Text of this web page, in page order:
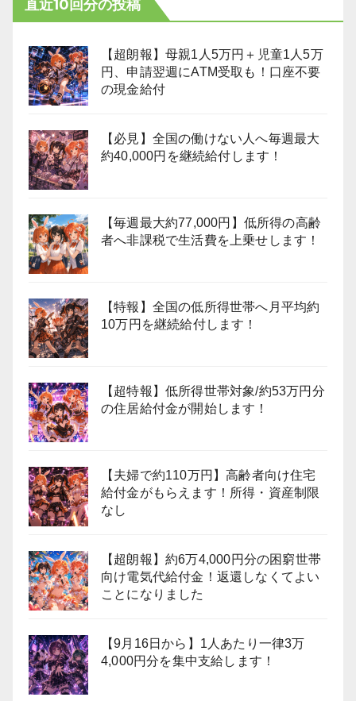
直近10回分の投稿
【超朗報】母親1人5万円＋児童1人5万
円、申請翌週にATM受取も！口座不要
の現金給付
【必見】全国の働けない人へ毎週最大
約40,000円を継続給付します！
【毎週最大約77,000円】低所得の高齢
者へ非課税で生活費を上乗せします！
【特報】全国の低所得世帯へ月平均約
10万円を継続給付します！
【超特報】低所得世帯対象/約53万円分
の住居給付金が開始します！
【夫婦で約110万円】高齢者向け住宅
給付金がもらえます！所得・資産制限
なし
【超朗報】約6万4,000円分の困窮世帯
向け電気代給付金！返還しなくてよい
ことになりました
【9月16日から】1人あたり一律3万
4,000円分を集中支給します！